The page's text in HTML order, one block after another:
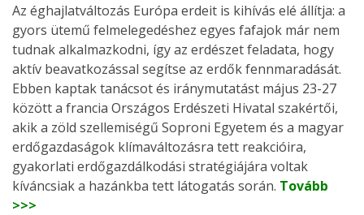
Az éghajlatváltozás Európa erdeit is kihívás elé állítja: a
gyors ütemű felmelegedéshez egyes fafajok már nem
tudnak alkalmazkodni, így az erdészet feladata, hogy
aktív beavatkozással segítse az erdők fennmaradását.
Ebben kaptak tanácsot és iránymutatást május 23-27
között a francia Országos Erdészeti Hivatal szakértői,
akik a zöld szellemiségű Soproni Egyetem és a magyar
erdőgazdaságok klímaváltozásra tett reakcióira,
gyakorlati erdőgazdálkodási stratégiájára voltak
kíváncsiak a hazánkba tett látogatás során. Tovább
>>>